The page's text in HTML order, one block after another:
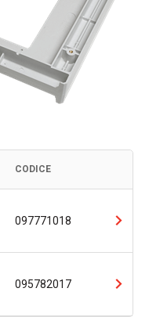
CODICE
097771018
095782017